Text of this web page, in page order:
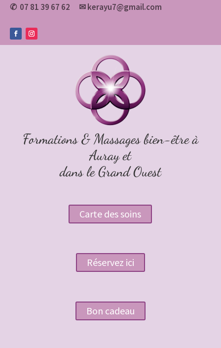
✆ 07 81 39 67 62 ✉kerayu7@gmail.com
Formations & Massages bien-être à
Auray et
dans le Grand Ouest
Carte des soins
Réservez ici
Bon cadeau